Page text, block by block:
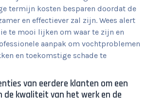
termijn kosten besparen doordat de
en effectiever zal zijn. Wees alert
te mooi lijken om waar te zijn en
aanpak om vochtproblemen
en toekomstige schade te
van eerdere klanten om een
de kwaliteit van het werk en de